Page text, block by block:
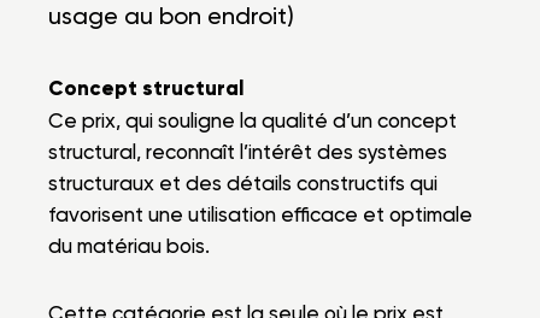
usage au bon endroit)
Concept structural
Ce prix, qui souligne la qualité d’un concept
structural, reconnaît l’intérêt des systèmes
structuraux et des détails constructifs qui
favorisent une utilisation efficace et optimale
du matériau bois.
Cette catégorie est la seule où le prix est